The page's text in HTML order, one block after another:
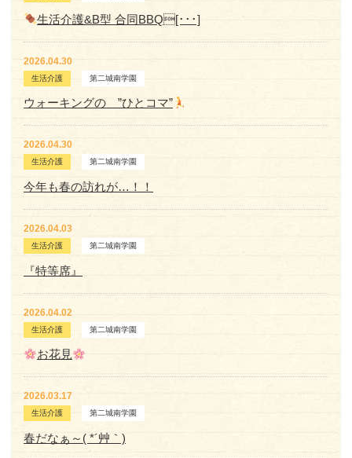
生活介護&B型 合同BBQ[･･･]
2026.04.30
生活介護 第二城南学園
ウォーキングの ”ひとコマ”
2026.04.30
生活介護 第二城南学園
今年も春の訪れが…！！
2026.04.03
生活介護 第二城南学園
『特等席』
2026.04.02
生活介護 第二城南学園
お花見
2026.03.17
生活介護 第二城南学園
春だなぁ～( *´艸｀)